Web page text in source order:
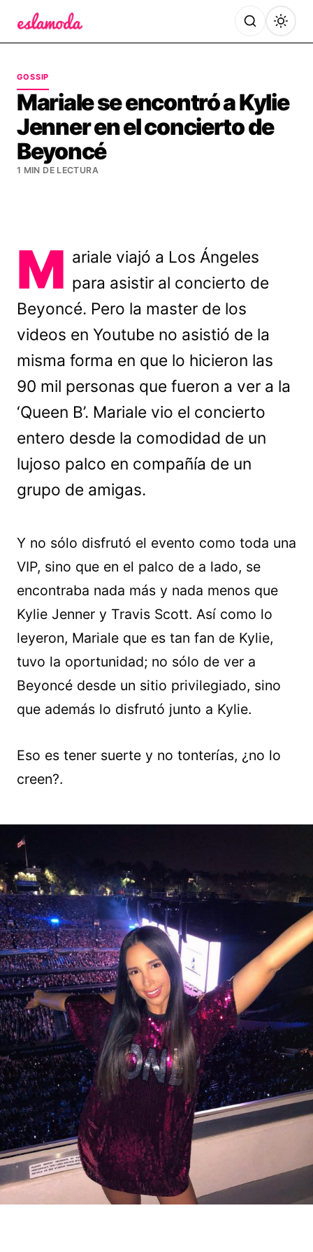
GOSSIP
Mariale se encontró a Kylie
Jenner en el concierto de
Beyoncé
1 MIN DE LECTURA
M ariale viajó a Los Ángeles
para asistir al concierto de
Beyoncé. Pero la master de los
videos en Youtube no asistió de la
misma forma en que lo hicieron las
90 mil personas que fueron a ver a la
‘Queen B’. Mariale vio el concierto
entero desde la comodidad de un
lujoso palco en compañía de un
grupo de amigas.
Y no sólo disfrutó el evento como toda una
VIP, sino que en el palco de a lado, se
encontraba nada más y nada menos que
Kylie Jenner y Travis Scott. Así como lo
leyeron, Mariale que es tan fan de Kylie,
tuvo la oportunidad; no sólo de ver a
Beyoncé desde un sitio privilegiado, sino
que además lo disfrutó junto a Kylie.
Eso es tener suerte y no tonterías, ¿no lo
creen?.